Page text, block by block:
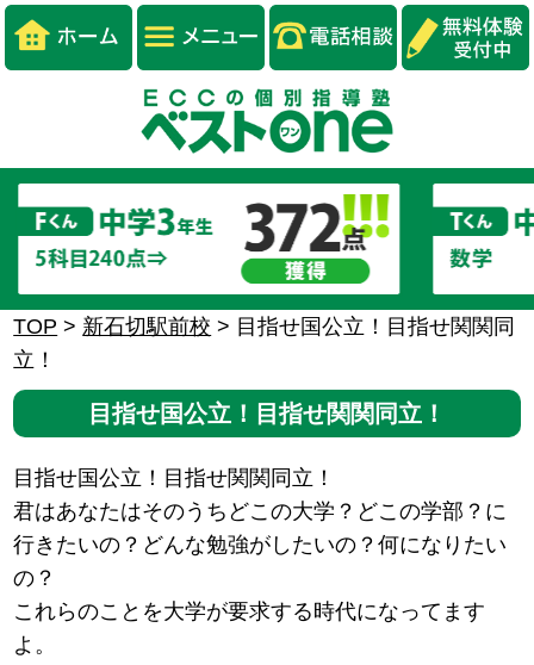
TOP > 新石切駅前校 > 目指せ国公立！目指せ関関同
立！
目指せ国公立！目指せ関関同立！
目指せ国公立！目指せ関関同立！
君はあなたはそのうちどこの大学？どこの学部？に
行きたいの？どんな勉強がしたいの？何になりたい
の？
これらのことを大学が要求する時代になってます
よ。